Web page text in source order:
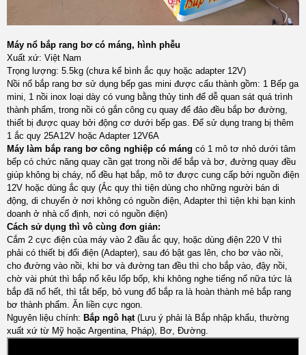
Máy nổ bắp rang bơ có máng, hình phễu
Xuất xứ: Việt Nam
Trọng lượng: 5.5kg (chưa kể bình ắc quy hoặc adapter 12V)
Nồi nổ bắp rang bơ sử dụng bếp gas mini được cấu thành gồm: 1 Bếp ga
mini, 1 nồi inox loại dày có vung bằng thủy tinh để dễ quan sát quá trình
thành phẩm, trong nồi có gắn công cụ quay để đảo đều bắp bơ đường,
thiết bị được quay bởi động cơ dưới bếp gas. Để sử dụng trang bị thêm
1 ắc quy 25A12V hoặc Adapter 12V6A
Máy làm bắp rang bơ công nghiệp có máng có 1 mô tơ nhỏ dưới tâm
bếp có chức năng quay cần gạt trong nồi để bắp và bơ, đường quay đều
giúp không bị cháy, nổ đều hạt bắp, mô tơ được cung cấp bởi nguồn điện
12V hoặc dùng ắc quy (Ắc quy thì tiện dùng cho những người bán di
động, di chuyển ở nơi không có nguồn điện, Adapter thì tiện khi bạn kinh
doanh ở nhà cố định, nơi có nguồn điện)
Cách sử dụng thì vô cùng đơn giản:
Cắm 2 cực điện của máy vào 2 đầu ắc quy, hoặc dùng điện 220 V thì
phải có thiết bị đổi điện (Adapter), sau đó bật gas lên, cho bơ vào nồi,
cho đường vào nồi, khi bơ và đường tan đều thì cho bắp vào, đậy nồi,
chờ vài phút thì bắp nổ kêu lốp bốp, khi không nghe tiếng nổ nữa tức là
bắp đã nổ hết, thì tắt bếp, bỏ vung đổ bắp ra là hoàn thành mẻ bắp rang
bơ thành phẩm. Ăn liền cực ngon.
Nguyên liệu chính: Bắp ngô hạt(Lưu ý phải là Bắp nhập khẩu, thường
xuất xứ từ Mỹ hoặc Argentina, Pháp), Bơ, Đường.